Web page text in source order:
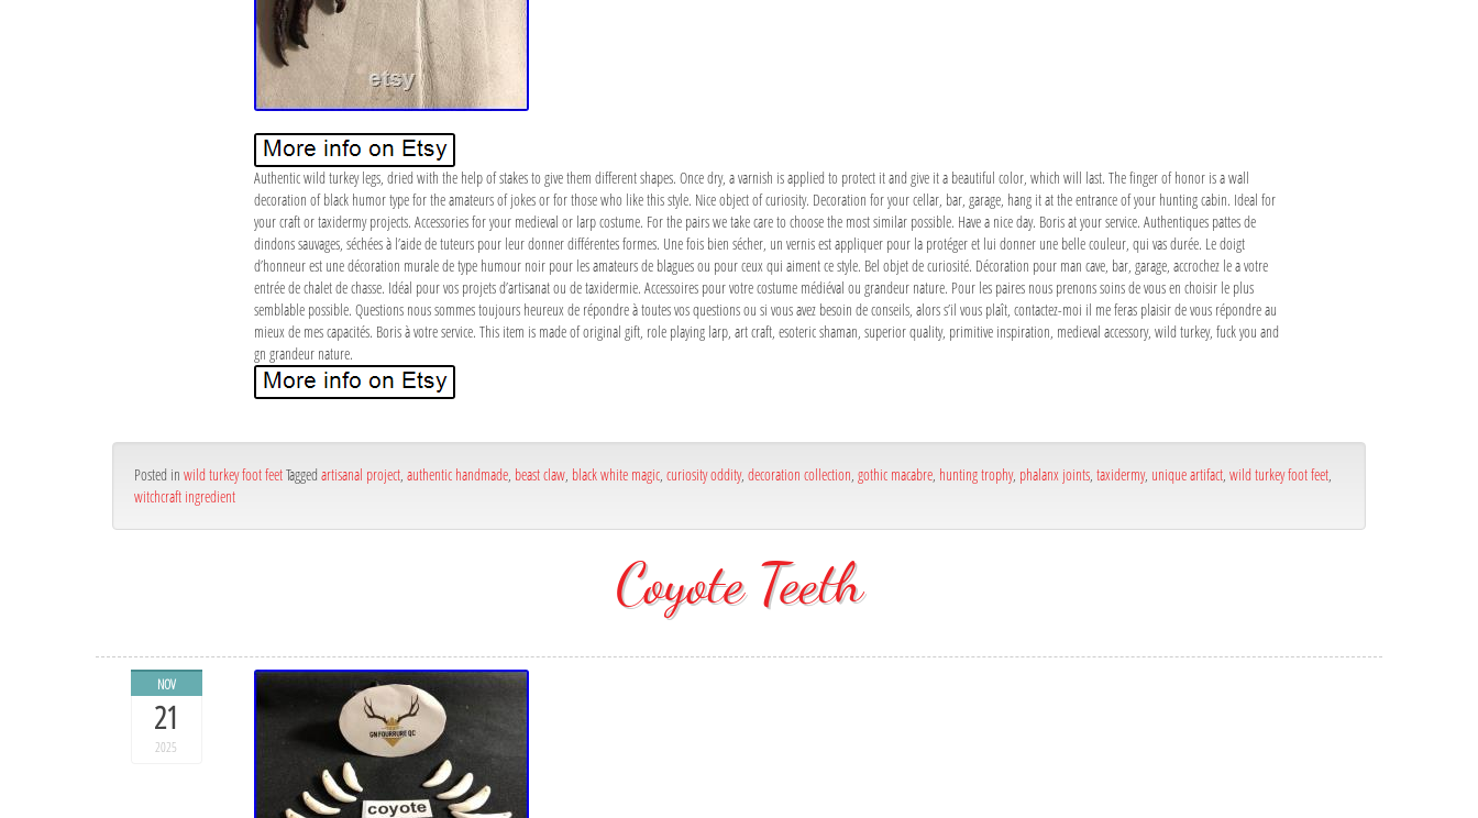
Authentic wild turkey legs, dried with the help of stakes to give them different shapes. Once dry, a varnish is applied to protect it and give it a beautiful color, which will last. The finger of honor is a wall
decoration of black humor type for the amateurs of jokes or for those who like this style. Nice object of curiosity. Decoration for your cellar, bar, garage, hang it at the entrance of your hunting cabin. Ideal for
your craft or taxidermy projects. Accessories for your medieval or larp costume. For the pairs we take care to choose the most similar possible. Have a nice day. Boris at your service. Authentiques pattes de
dindons sauvages, séchées à l’aide de tuteurs pour leur donner différentes formes. Une fois bien sécher, un vernis est appliquer pour la protéger et lui donner une belle couleur, qui vas durée. Le doigt
d’honneur est une décoration murale de type humour noir pour les amateurs de blagues ou pour ceux qui aiment ce style. Bel objet de curiosité. Décoration pour man cave, bar, garage, accrochez le a votre
entrée de chalet de chasse. Idéal pour vos projets d’artisanat ou de taxidermie. Accessoires pour votre costume médiéval ou grandeur nature. Pour les paires nous prenons soins de vous en choisir le plus
semblable possible. Questions nous sommes toujours heureux de répondre à toutes vos questions ou si vous avez besoin de conseils, alors s’il vous plaît, contactez-moi il me feras plaisir de vous répondre au
mieux de mes capacités. Boris à votre service. This item is made of original gift, role playing larp, art craft, esoteric shaman, superior quality, primitive inspiration, medieval accessory, wild turkey, fuck you and
gn grandeur nature.
Posted in wild turkey foot feetTagged artisanal project, authentic handmade, beast claw, black white magic, curiosity oddity, decoration collection, gothic macabre, hunting trophy, phalanx joints, taxidermy, unique artifact, wild turkey foot feet,
witchcraft ingredient
Coyote Teeth
NOV
21
2025